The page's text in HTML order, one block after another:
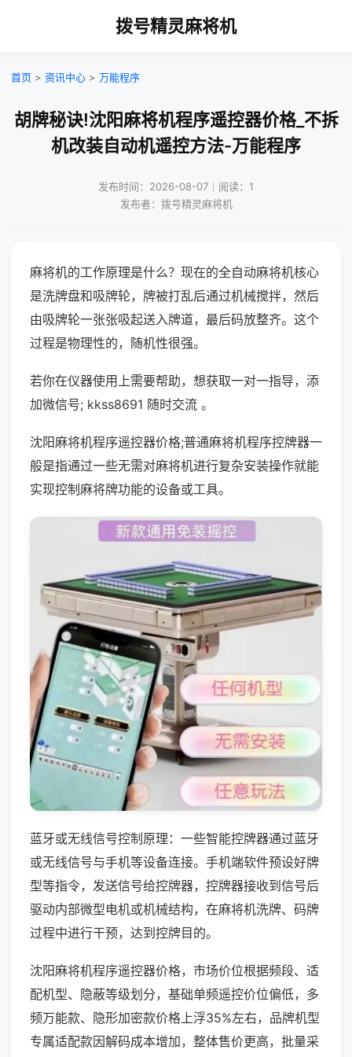
拨号精灵麻将机
首页 > 资讯中心 > 万能程序
胡牌秘诀!沈阳麻将机程序遥控器价格_不拆
机改装自动机遥控方法-万能程序
发布时间：2026-08-07｜阅读：1
发布者：拨号精灵麻将机
麻将机的工作原理是什么？现在的全自动麻将机核心
是洗牌盘和吸牌轮，牌被打乱后通过机械搅拌，然后
由吸牌轮一张张吸起送入牌道，最后码放整齐。这个
过程是物理性的，随机性很强。
若你在仪器使用上需要帮助，想获取一对一指导，添
加微信号; kkss8691 随时交流 。
沈阳麻将机程序遥控器价格;普通麻将机程序控牌器一
般是指通过一些无需对麻将机进行复杂安装操作就能
实现控制麻将牌功能的设备或工具。
蓝牙或无线信号控制原理：一些智能控牌器通过蓝牙
或无线信号与手机等设备连接。手机端软件预设好牌
型等指令，发送信号给控牌器，控牌器接收到信号后
驱动内部微型电机或机械结构，在麻将机洗牌、码牌
过程中进行干预，达到控牌目的。
沈阳麻将机程序遥控器价格，市场价位根据频段、适
配机型、隐蔽等级划分，基础单频遥控价位偏低，多
频万能款、隐形加密款价格上浮35%左右，品牌机型
专属适配款因解码成本增加，整体售价更高，批量采